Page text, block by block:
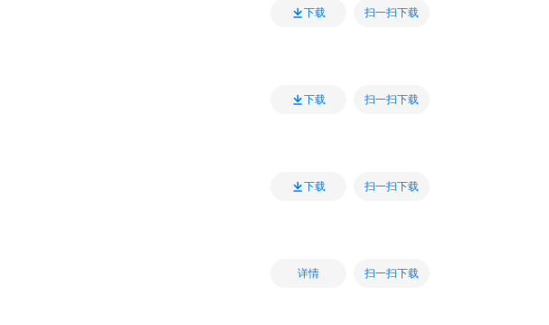
下载 扫一扫下载
下载 扫一扫下载
下载 扫一扫下载
详情 扫一扫下载